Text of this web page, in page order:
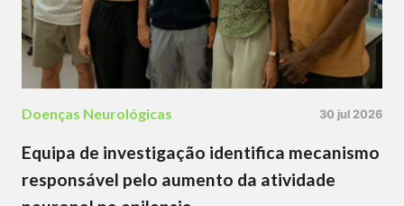
Doenças Neurológicas 30 jul 2026
Equipa de investigação identifica mecanismo
responsável pelo aumento da atividade